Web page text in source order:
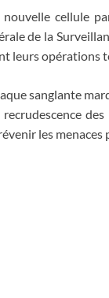
cellule
de la
leurs opérations
sanglante
les menaces